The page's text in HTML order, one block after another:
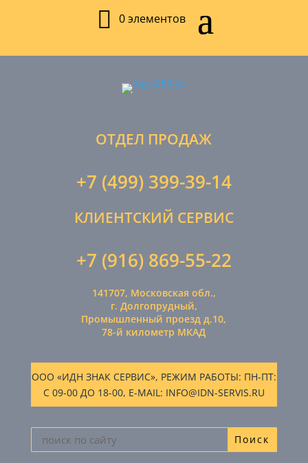
0 элементов
ОТДЕЛ ПРОДАЖ
+7 (499) 399-39-14
КЛИЕНТСКИЙ СЕРВИС
+7 (916) 869-55-22
141707, Московская обл.,
г. Долгопрудный,
Промышленный проезд д.10,
78-й километр МКАД
ООО «ИДН ЗНАК СЕРВИС», РЕЖИМ РАБОТЫ: ПН-ПТ:
С 09-00 ДО 18-00, E-MAIL: INFO@IDN-SERVIS.RU